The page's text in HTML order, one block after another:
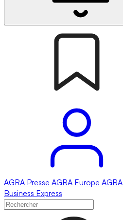
AGRA Presse AGRA Europe AGRA
Business Express